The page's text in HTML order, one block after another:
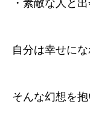
・素敵な人と
自分は幸せに
そんな幻想を